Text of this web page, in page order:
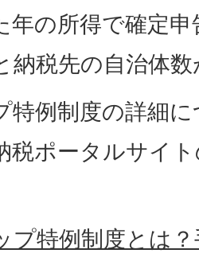
年の所得で確定
納税先の自治体
特例制度の詳細
税ポータルサイ
プ特例制度とは